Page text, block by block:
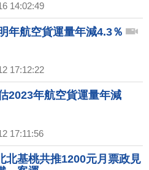
14:02:49
年航空貨運量年減4.3％
17:12:22
2023年航空貨運量年減
17:11:56
北基桃共推1200元月票政見